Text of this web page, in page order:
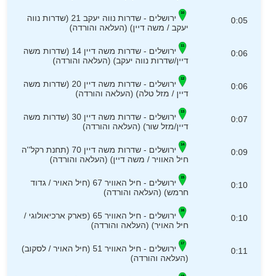
0:05
ירושלים - שדרות נווה יעקב 21 (שדרות נווה
יעקב / משה דיין) (העלאה והורדה)
0:06
ירושלים - שדרות משה דיין 14 (שדרות משה
דיין/שדרות נווה יעקב) (העלאה והורדה)
0:06
ירושלים - שדרות משה דיין 20 (שדרות משה
דיין / מזל טלה) (העלאה והורדה)
0:07
ירושלים - שדרות משה דיין 30 (שדרות משה
דיין/מזל שור) (העלאה והורדה)
0:09
ירושלים - שדרות משה דיין 70 (תחנת רקל''ה
חיל האוויר / משה דיין) (העלאה והורדה)
0:10
ירושלים - חיל האוויר 67 (חיל האויר / גדוד
חרמש) (העלאה והורדה)
0:10
ירושלים - חיל האוויר 65 (פארק ארכיאולוגי /
חיל האויר) (העלאה והורדה)
0:11
ירושלים - חיל האוויר 51 (חיל האויר / לסקוב)
(העלאה והורדה)